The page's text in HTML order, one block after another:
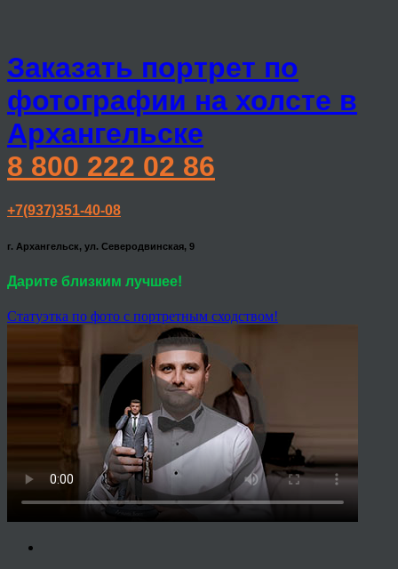
Заказать портрет по
фотографии на холсте в
Архангельске
8 800 222 02 86
+7(937)351-40-08
г. Архангельск, ул. Северодвинская, 9
Дарите близким лучшее!
Статуэтка по фото с портретным сходством!